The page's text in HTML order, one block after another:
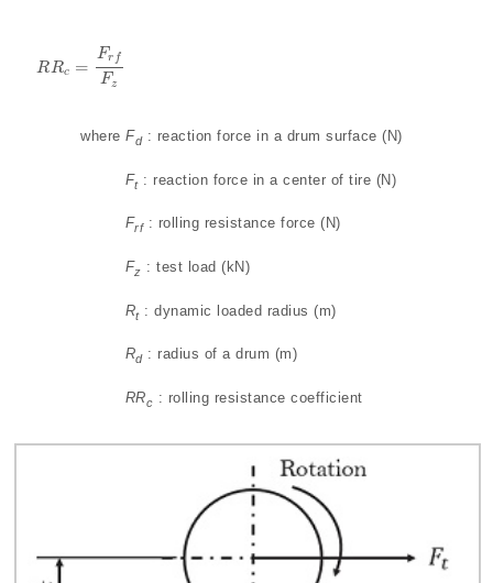
R Rc =
Fr f
F z
RR c= FrfF
where Fd: reaction force in a drum surface (N)
Ft: reaction force in a center of tire (N)
Frf: rolling resistance force (N)
Fz : test load (kN)
Rt: dynamic loaded radius (m)
Rd: radius of a drum (m)
RRc : rolling resistance coefficient